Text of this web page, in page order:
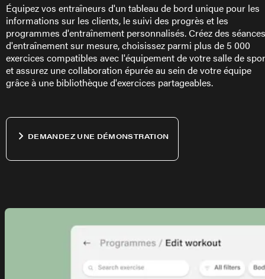
Équipez vos entraîneurs d'un tableau de bord unique pour les
informations sur les clients, le suivi des progrès et les
programmes d'entraînement personnalisés. Créez des séances
d'entraînement sur mesure, choisissez parmi plus de 5 000
exercices compatibles avec l'équipement de votre salle de
et assurez une collaboration épurée au sein de votre équipe
grâce à une bibliothèque d'exercices partageables.
DEMANDEZ UNE DÉMONSTRATION